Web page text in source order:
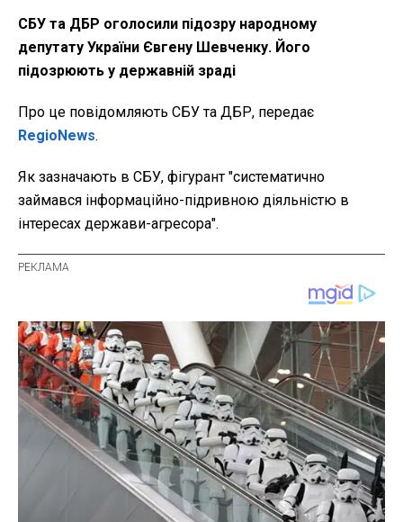
СБУ та ДБР оголосили підозру народному
депутату України Євгену Шевченку. Його
підозрюють у державній зраді
Про це повідомляють СБУ та ДБР, передає
RegioNews.
Як зазначають в СБУ, фігурант "систематично
займався інформаційно-підривною діяльністю в
інтересах держави-агресора".